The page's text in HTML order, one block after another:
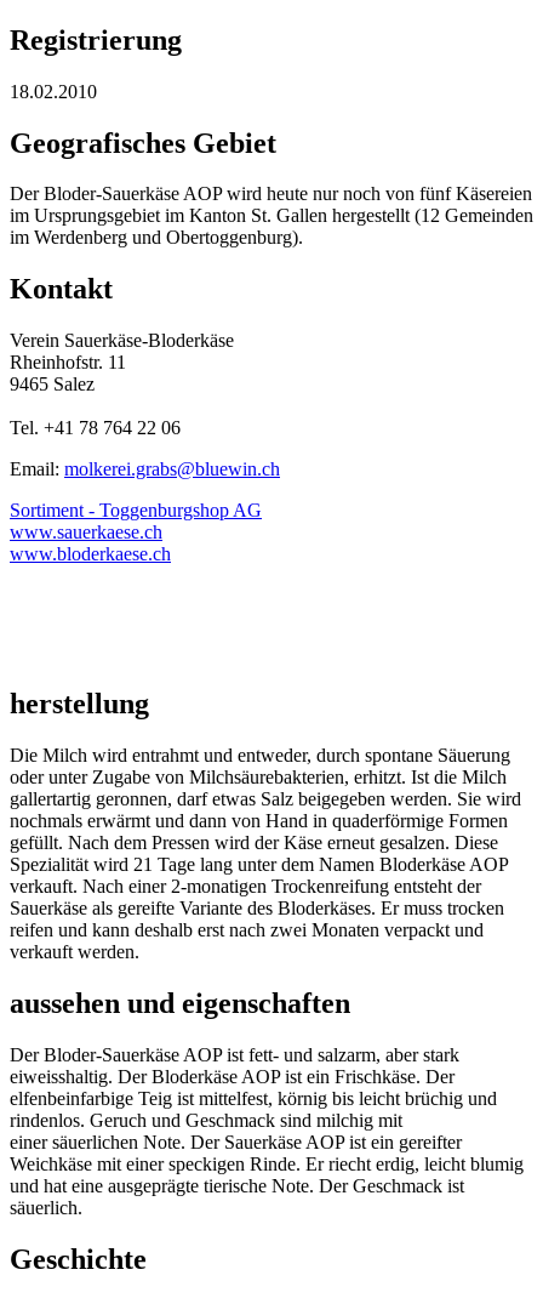
Registrierung
18.02.2010
Geografisches Gebiet
Der Bloder-Sauerkäse AOP wird heute nur noch von fünf Käsereien
im Ursprungsgebiet im Kanton St. Gallen hergestellt (12 Gemeinden
im Werdenberg und Obertoggenburg).
Kontakt
Verein Sauerkäse-Bloderkäse
Rheinhofstr. 11
9465 Salez
Tel. +41 78 764 22 06
Email: molkerei.grabs@bluewin.ch
Sortiment - Toggenburgshop AG
www.sauerkaese.ch
www.bloderkaese.ch
herstellung
Die Milch wird entrahmt und entweder, durch spontane Säuerung
oder unter Zugabe von Milchsäurebakterien, erhitzt. Ist die Milch
gallertartig geronnen, darf etwas Salz beigegeben werden. Sie wird
nochmals erwärmt und dann von Hand in quaderförmige Formen
gefüllt. Nach dem Pressen wird der Käse erneut gesalzen. Diese
Spezialität wird 21 Tage lang unter dem Namen Bloderkäse AOP
verkauft. Nach einer 2-monatigen Trockenreifung entsteht der
Sauerkäse als gereifte Variante des Bloderkäses. Er muss trocken
reifen und kann deshalb erst nach zwei Monaten verpackt und
verkauft werden.
aussehen und eigenschaften
Der Bloder-Sauerkäse AOP ist fett- und salzarm, aber stark
eiweisshaltig. Der Bloderkäse AOP ist ein Frischkäse. Der
elfenbeinfarbige Teig ist mittelfest, körnig bis leicht brüchig und
rindenlos. Geruch und Geschmack sind milchig mit
einer säuerlichen Note. Der Sauerkäse AOP ist ein gereifter
Weichkäse mit einer speckigen Rinde. Er riecht erdig, leicht blumig
und hat eine ausgeprägte tierische Note. Der Geschmack ist
säuerlich.
Geschichte